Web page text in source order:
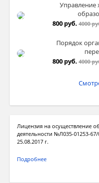
Управление
800 руб. 4000
Порядок
800 руб. 4000
Лицензия на осуществление
деятельности №Л035-01253-67/
25.08.2017 г.
Подробнее